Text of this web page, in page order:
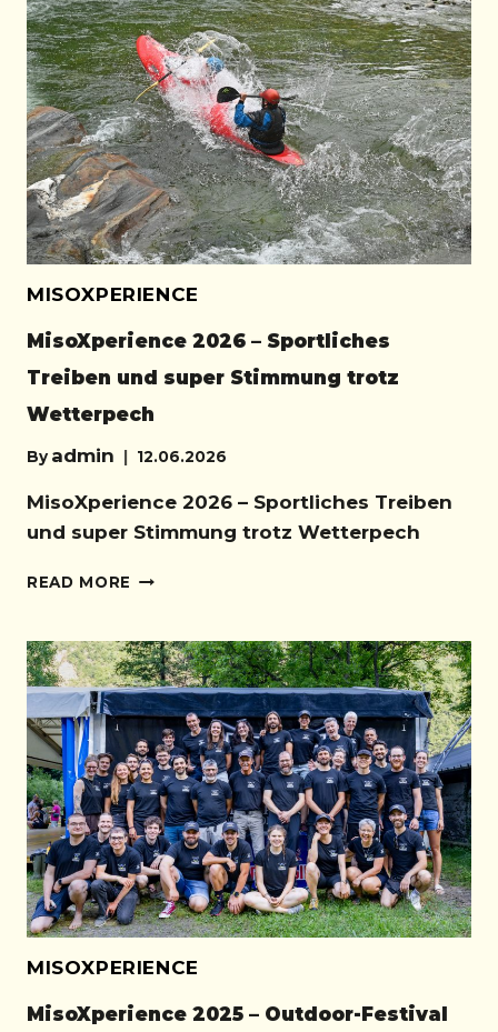
MISOXPERIENCE
MisoXperience 2026 – Sportliches
Treiben und super Stimmung trotz
Wetterpech
By admin 12.06.2026
MisoXperience 2026 – Sportliches Treiben
und super Stimmung trotz Wetterpech
READ MORE MISOXPERIENCE
SPORTLICHES
TREIBEN
UND
SUPER
STIMMUNG
TROTZ
WETTERPECH
MISOXPERIENCE
MisoXperience 2025 – Outdoor-Festival